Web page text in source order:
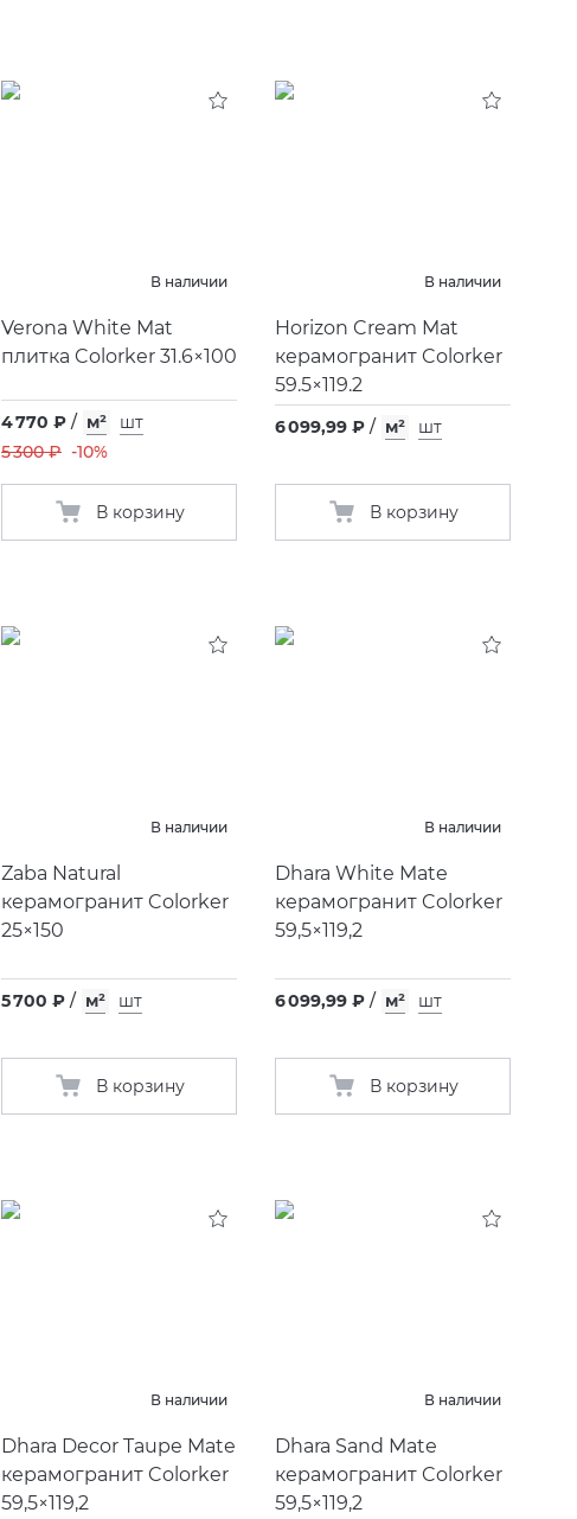
В наличии
Verona White Mat
плитка Colorker 31.6×100
4 770 ₽ / м²
шт
5 300 ₽ -10%
В корзину
В наличии
Horizon Cream Mat
керамогранит Colorker
59.5×119.2
6 099,99 ₽ / м² шт
В корзину
В наличии
Zaba Natural
керамогранит Colorker
25×150
5 700 ₽ / м² шт
В корзину
В наличии
Dhara White Mate
керамогранит Colorker
59,5×119,2
6 099,99 ₽ / м² шт
В корзину
В наличии
Dhara Decor Taupe Mate
керамогранит Colorker
59,5×119,2
В наличии
Dhara Sand Mate
керамогранит Colorker
59,5×119,2